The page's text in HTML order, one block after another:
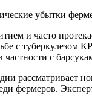
убытки
и часто
с туберкулезом
частности с
рассматривает
фермеров.